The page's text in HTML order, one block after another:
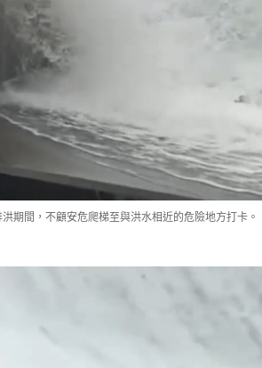
期間，不顧安危爬梯至與洪水相近的危險地方打卡。